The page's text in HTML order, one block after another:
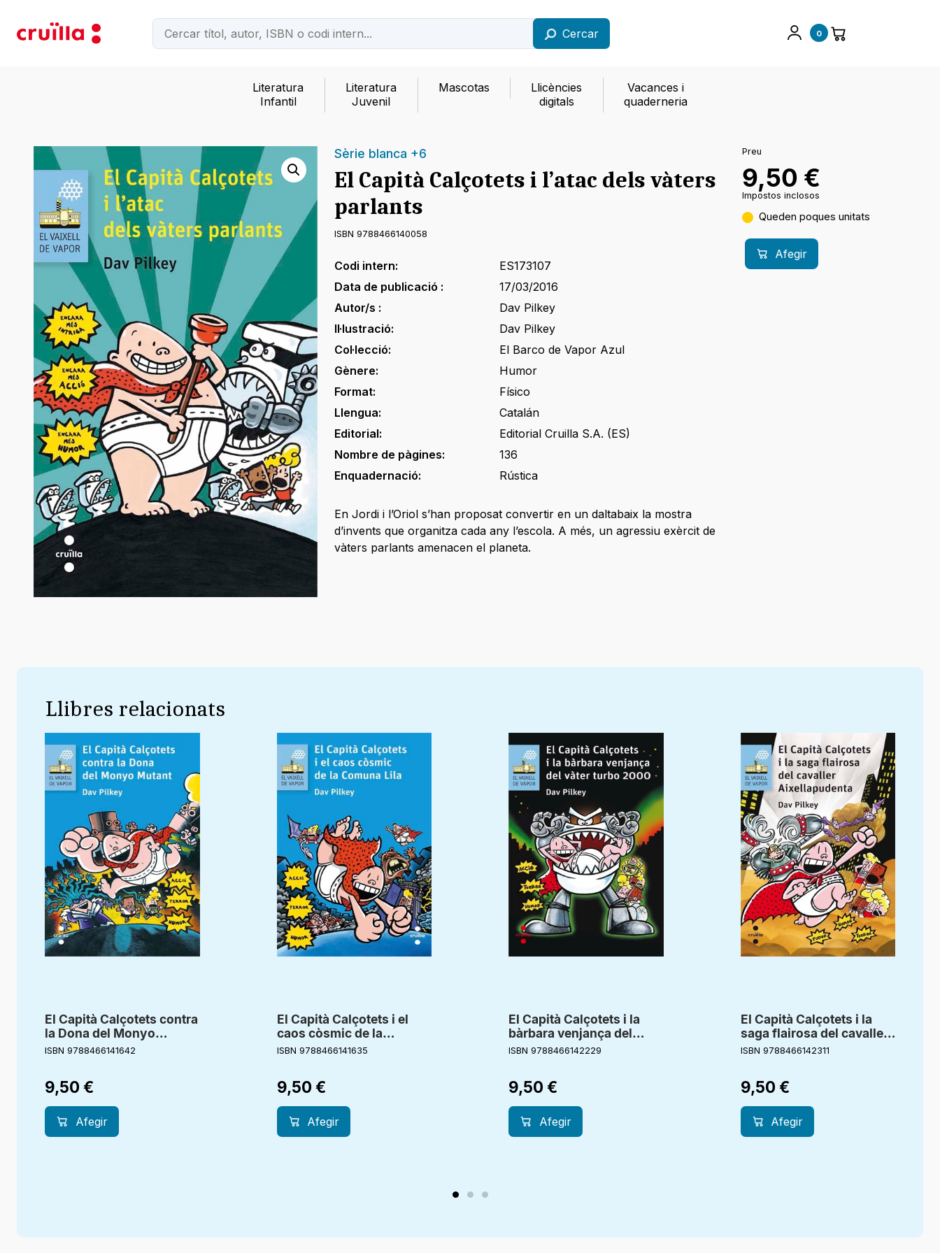
Cercar 0
Literatura
Infantil
Literatura
Juvenil
Mascotas
Llicències
digitals
Vacances i
quaderneria
Sèrie blanca +6
El Capità Calçotets i l’atac dels vàters
parlants
ISBN 9788466140058
Codi intern:
ES173107
Data de publicació :
17/03/2016
Autor/s :
Dav Pilkey
Il·lustració:
Dav Pilkey
Col·lecció:
El Barco de Vapor Azul
Gènere:
Humor
Format:
Físico
Llengua:
Catalán
Editorial:
Editorial Cruilla S.A. (ES)
Nombre de pàgines:
136
Enquadernació:
Rústica
En Jordi i l’Oriol s’han proposat convertir en un daltabaix la mostra
d’invents que organitza cada any l’escola. A més, un agressiu exèrcit de
vàters parlants amenacen el planeta.
Preu
9,50 €
Impostos inclosos
Queden poques unitats
Afegir
Llibres relacionats
El Capità Calçotets contra
la Dona del Monyo
Mutant
ISBN 9788466141642
9,50 €
Afegir
El Capità Calçotets i el
caos còsmic de la
Comuna Lila
ISBN 9788466141635
9,50 €
Afegir
El Capità Calçotets i la
bàrbara venjança del
Vàter Turbo 2000
ISBN 9788466142229
9,50 €
Afegir
El Capità Calçotets i la
saga flairosa del cavaller
Aixellapudenta
ISBN 9788466142311
9,50 €
Afegir